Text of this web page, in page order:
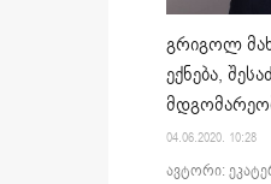
გრიგოლ
ექნება,
04.06.2020. 10:28
ავტორი: